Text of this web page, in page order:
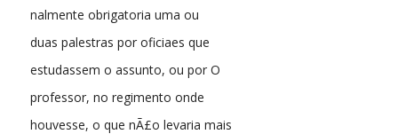
nalmente obrigatoria uma ou
duas palestras por oficiaes que
estudassem o assunto, ou por O
professor, no regimento onde
houvesse, o que nÃ£o levaria mais